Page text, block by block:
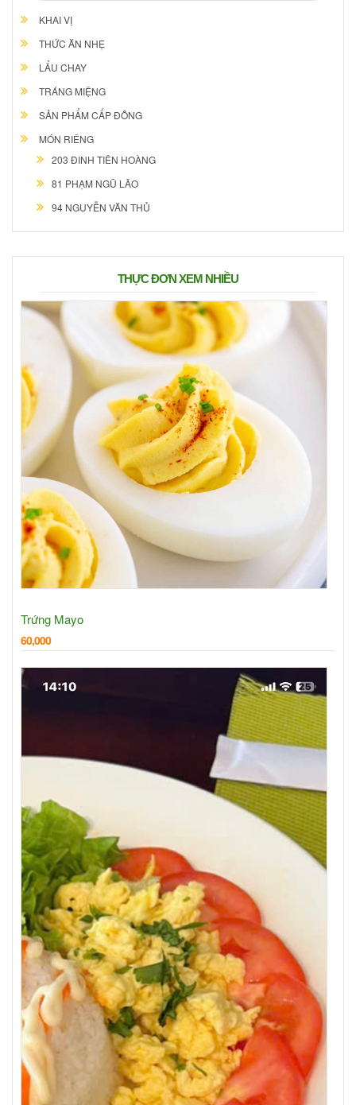
KHAI VỊ
THỨC ĂN NHẸ
LẨU CHAY
TRÁNG MIỆNG
SẢN PHẨM CẤP ĐÔNG
MÓN RIÊNG
203 ĐINH TIÊN HOÀNG
81 PHẠM NGŨ LÃO
94 NGUYỄN VĂN THỦ
THỰC ĐƠN XEM NHIỀU
Trứng Mayo
60,000